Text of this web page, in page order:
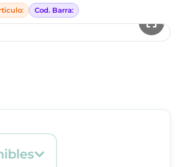
Cod. Barra: